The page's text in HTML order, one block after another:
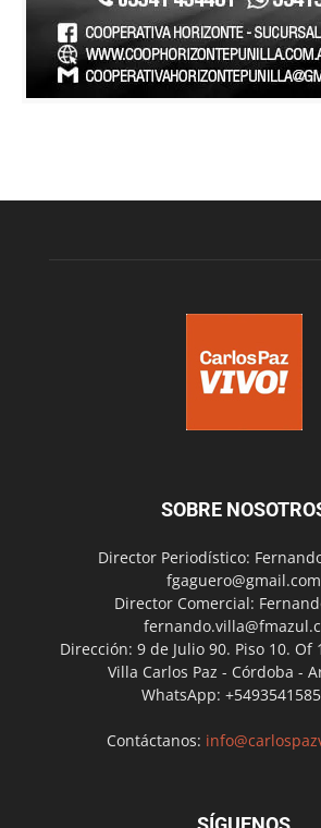
SOBRE
Director Periodístico:
fgaguero@gmail.com
Director Comercial:
Dirección: 9 de Julio 90. Piso 10. Of
Villa Carlos Paz - Córdoba -
WhatsApp:
Contáctanos: